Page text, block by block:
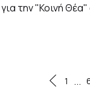
την "Κοινή
1 ...